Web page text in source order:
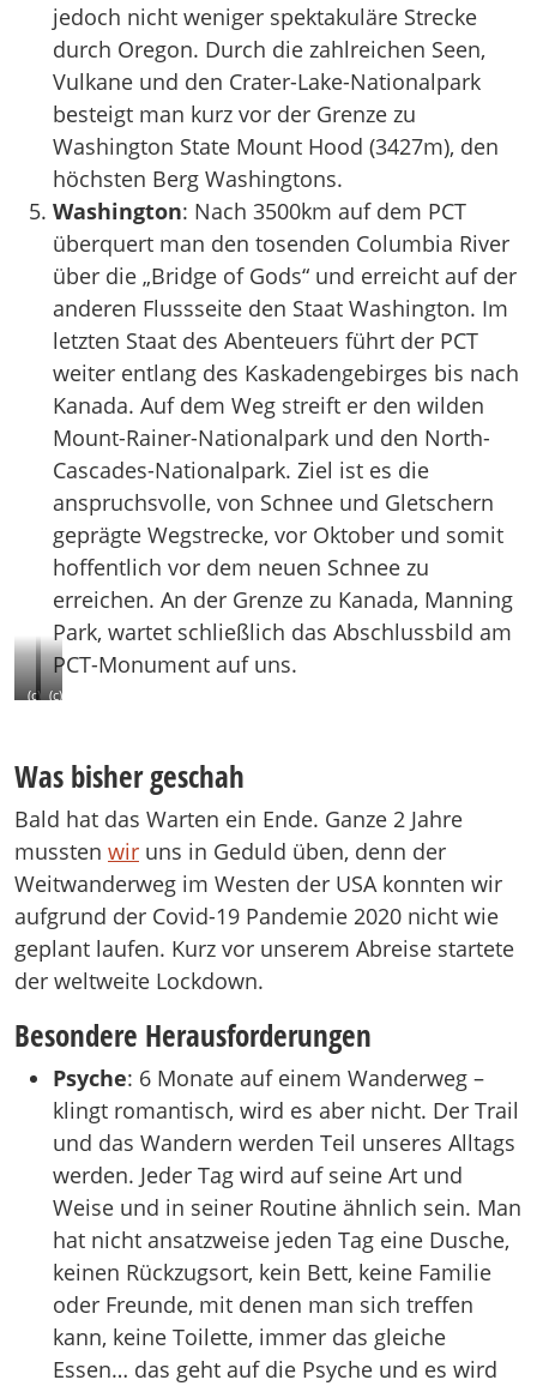
jedoch nicht weniger spektakuläre Strecke
durch Oregon. Durch die zahlreichen Seen,
Vulkane und den Crater-Lake-Nationalpark
besteigt man kurz vor der Grenze zu
Washington State Mount Hood (3427m), den
höchsten Berg Washingtons.
Washington: Nach 3500km auf dem PCT
überquert man den tosenden Columbia River
über die „Bridge of Gods“ und erreicht auf der
anderen Flussseite den Staat Washington. Im
letzten Staat des Abenteuers führt der PCT
weiter entlang des Kaskadengebirges bis nach
Kanada. Auf dem Weg streift er den wilden
Mount-Rainer-Nationalpark und den North-
Cascades-Nationalpark. Ziel ist es die
anspruchsvolle, von Schnee und Gletschern
geprägte Wegstrecke, vor Oktober und somit
hoffentlich vor dem neuen Schnee zu
erreichen. An der Grenze zu Kanada, Manning
Park, wartet schließlich das Abschlussbild am
PCT-Monument auf uns.
(c)
Nationalpark
Brandon
Case
Brandoncase101
(c)
Thomas
@
hike.eat.sleep
Was bisher geschah
Bald hat das Warten ein Ende. Ganze 2 Jahre
mussten wir uns in Geduld üben, denn der
Weitwanderweg im Westen der USA konnten wir
aufgrund der Covid-19 Pandemie 2020 nicht wie
geplant laufen. Kurz vor unserem Abreise startete
der weltweite Lockdown.
Besondere Herausforderungen
Psyche: 6 Monate auf einem Wanderweg –
klingt romantisch, wird es aber nicht. Der Trail
und das Wandern werden Teil unseres Alltags
werden. Jeder Tag wird auf seine Art und
Weise und in seiner Routine ähnlich sein. Man
hat nicht ansatzweise jeden Tag eine Dusche,
keinen Rückzugsort, kein Bett, keine Familie
oder Freunde, mit denen man sich treffen
kann, keine Toilette, immer das gleiche
Essen… das geht auf die Psyche und es wird